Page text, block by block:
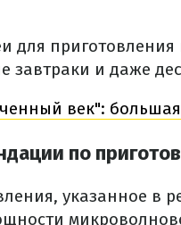
для
завтраки и даже
век": большая
по
указанное в